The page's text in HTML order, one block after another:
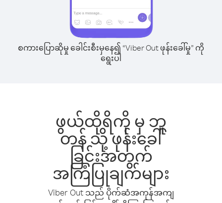
စကားပြောဆိုမှု ခေါင်းစီးမှနေ၍ “Viber Out ဖုန်းခေါ်မှု” ကို
ရွေးပါ
ဖွယ်ထိုရိကို မှ ဘူ
တန် သို့ ဖုန်းခေါ်
ခြင်းအတွက်
အကြံပြုချက်များ
Viber Out သည် ပိုက်ဆံအကုန်အကျ